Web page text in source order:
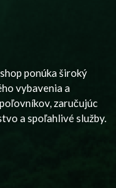
ponúka široký
vybavenia a
zaručujúc
a spoľahlivé služby.